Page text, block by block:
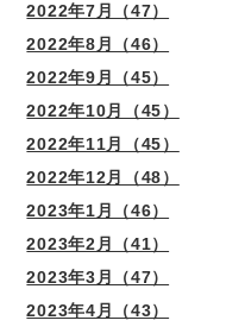
2022年7月（47）
2022年8月（46）
2022年9月（45）
2022年10月（45）
2022年11月（45）
2022年12月（48）
2023年1月（46）
2023年2月（41）
2023年3月（47）
2023年4月（43）